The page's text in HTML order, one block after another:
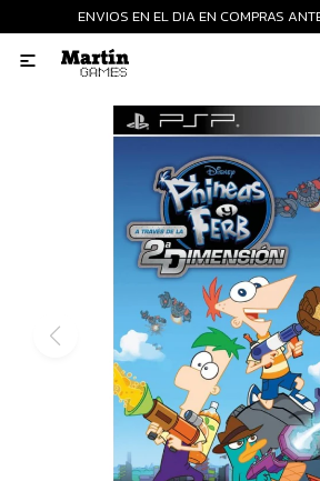
ENVIOS EN EL DIA EN COMPRAS

Consolas nuevas
Consolas recertificadas
Juegos
Accesorios